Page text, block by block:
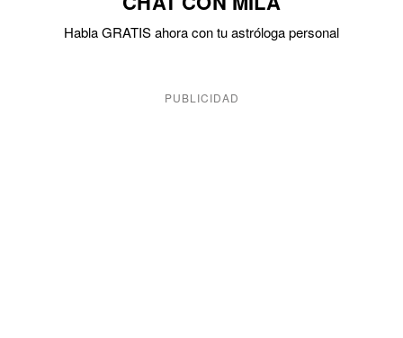
Habla GRATIS ahora con tu astróloga personal